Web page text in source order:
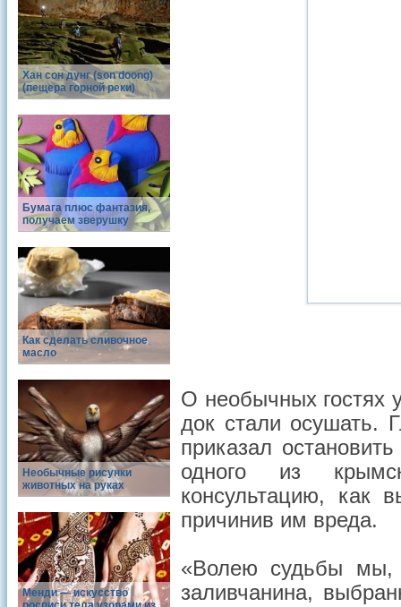
Хан сон дунг (son doong)
(пещера горной реки)
Бумага плюс фантазия,
получаем зверушку
Как сделать сливочное
масло
Необычные рисунки
животных на руках
Менди — искусство
О необычных гостях
док стали осушать.
приказал
одного из
консультацию, как
причинив им вреда.
«Волею судьбы мы,
заливчанина,